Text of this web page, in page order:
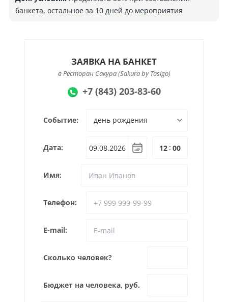
банкета, остальное за 10 дней до мероприятия
ЗАЯВКА НА БАНКЕТ
в Ресторан Сакура (Sakura by Tasigo)
+7 (843) 203-83-60
Событие:
Дата: :
Имя:
Телефон:
E-mail:
Сколько человек?
Бюджет на человека, руб.